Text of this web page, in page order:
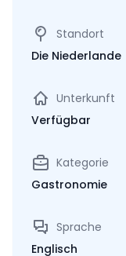
Standort
Die Niederlande
Unterkunft
Verfügbar
Kategorie
Gastronomie
Sprache
Englisch